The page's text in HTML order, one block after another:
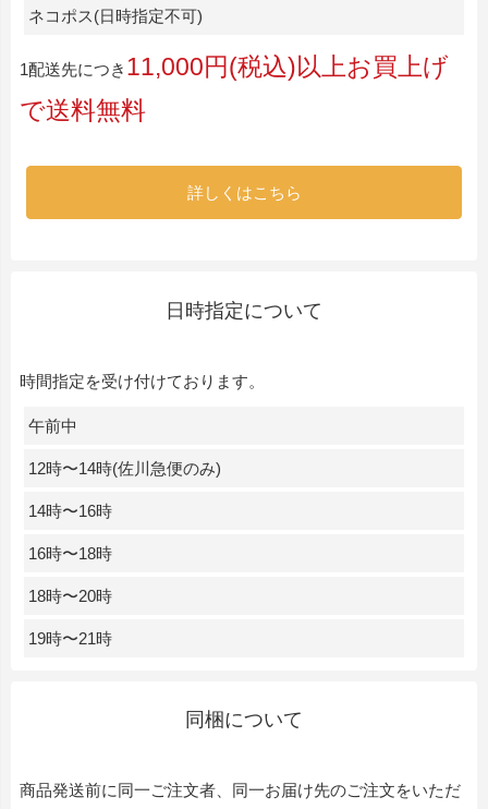
ネコポス(日時指定不可)
1配送先につき 11,000円(税込)以上お買上げ
で送料無料
詳しくはこちら
日時指定について
時間指定を受け付けております。
午前中
12時〜14時(佐川急便のみ)
14時〜16時
16時〜18時
18時〜20時
19時〜21時
同梱について
商品発送前に同一ご注文者、同一お届け先のご注文をいただ